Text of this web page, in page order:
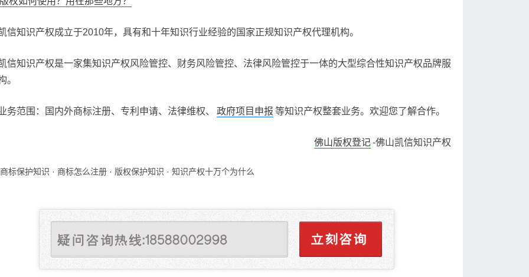
信知识产权成立于2010年，具有和十年知识行业经验的国家正规知识产权代理机构。
信知识产权是一家集知识产权风险管控、财务风险管控、法律风险管控于一体的大型综合性知识产权品牌服
。
务范围：国内外商标注册、专利申请、法律维权、 政府项目申报 等知识产权整套业务。欢迎您了解合作。
佛山版权登记-佛山凯信知识产权
商标保护知识 · 商标怎么注册 · 版权保护知识 · 知识产权十万个为什么